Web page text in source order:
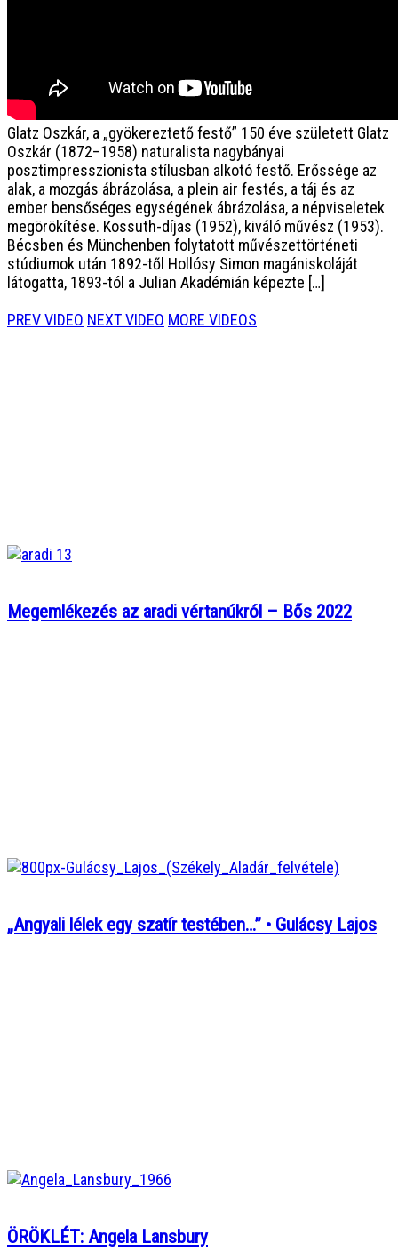
Glatz Oszkár, a „gyökereztető festő” 150 éve született Glatz
Oszkár (1872–1958) naturalista nagybányai
posztimpresszionista stílusban alkotó festő. Erőssége az
alak, a mozgás ábrázolása, a plein air festés, a táj és az
ember bensőséges egységének ábrázolása, a népviseletek
megörökítése. Kossuth-díjas (1952), kiváló művész (1953).
Bécsben és Münchenben folytatott művészettörténeti
stúdiumok után 1892-től Hollósy Simon magániskoláját
látogatta, 1893-tól a Julian Akadémián képezte […]
PREV VIDEO NEXT VIDEO MORE VIDEOS
Megemlékezés az aradi vértanúkról – Bős 2022
„Angyali lélek egy szatír testében…” • Gulácsy Lajos
ÖRÖKLÉT: Angela Lansbury